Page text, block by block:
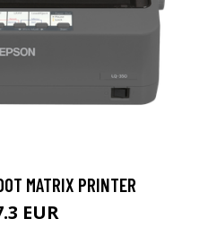
MATRIX PRINTER
EUR